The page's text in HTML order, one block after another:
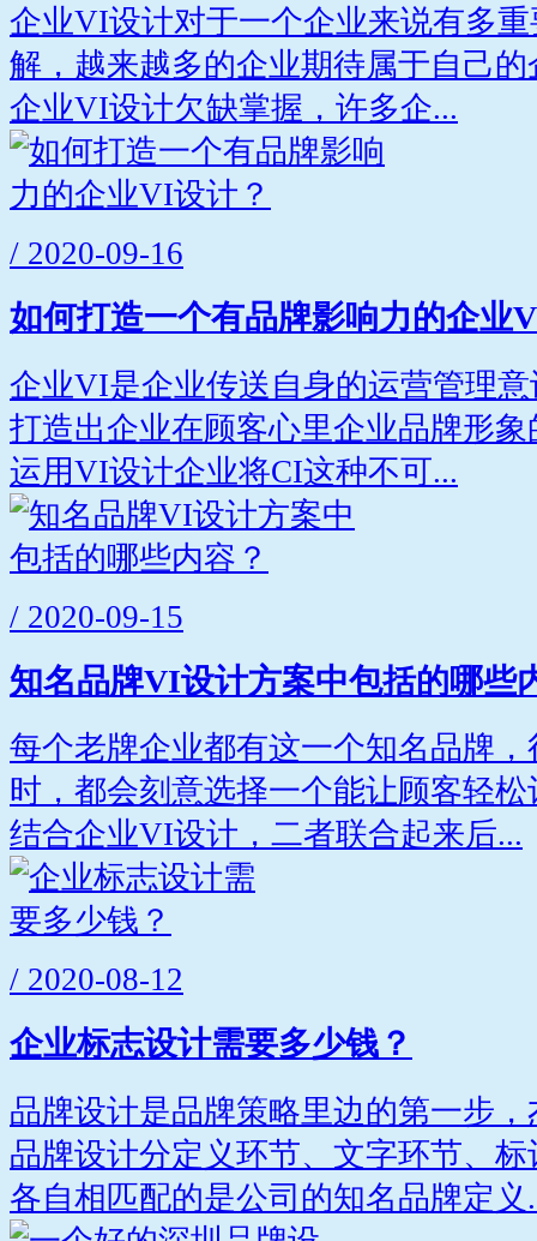
企业VI设计对于一个企业来说有多
解，越来越多的企业期待属于自己
企业VI设计欠缺掌握，许多企...
/ 2020-09-16
如何打造一个有品牌影响力的企业
企业VI是企业传送自身的运营管理
打造出企业在顾客心里企业品牌形
运用VI设计企业将CI这种不可...
/ 2020-09-15
知名品牌VI设计方案中包括的哪些
每个老牌企业都有这一个知名品牌
时，都会刻意选择一个能让顾客轻
结合企业VI设计，二者联合起来后...
/ 2020-08-12
企业标志设计需要多少钱？
品牌设计是品牌策略里边的第一步
品牌设计分定义环节、文字环节、
各自相匹配的是公司的知名品牌定义